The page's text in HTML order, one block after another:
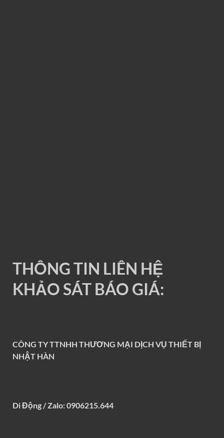
THÔNG TIN LIÊN HỆ
KHẢO SÁT BÁO GIÁ:
CÔNG TY TTNHH THƯƠNG MẠI DỊCH VỤ THIẾT BỊ
NHẬT HÀN
Di Động / Zalo: 0906215.644